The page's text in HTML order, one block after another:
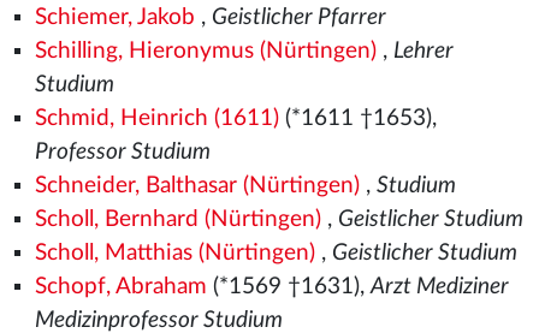
Schiemer, Jakob , Geistlicher Pfarrer
Schilling, Hieronymus (Nürtingen), Lehrer
Studium
Schmid, Heinrich (1611)(*1611 †1653),
Professor Studium
Schneider, Balthasar (Nürtingen), Studium
Scholl, Bernhard (Nürtingen), Geistlicher Studium
Scholl, Matthias (Nürtingen), Geistlicher Studium
Schopf, Abraham (*1569 †1631),Arzt Mediziner
Medizinprofessor Studium